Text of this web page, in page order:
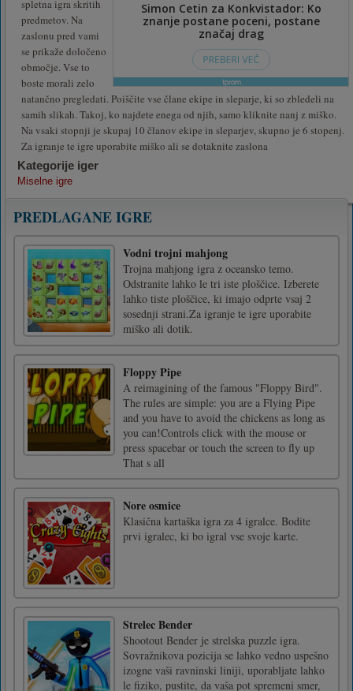
spletna igra skritih
predmetov. Na
zaslonu pred vami
se prikaže določeno
območje. Vse to
boste morali zelo
natančno pregledati. Poiščite vse člane ekipe in sleparje, ki so zbledeli na
samih slikah. Takoj, ko najdete enega od njih, samo kliknite nanj z miško.
Na vsaki stopnji je skupaj 10 članov ekipe in sleparjev, skupno je 6 stopenj.
Za igranje te igre uporabite miško ali se dotaknite zaslona
Kategorije iger
Miselne igre
PREDLAGANE IGRE
Vodni trojni mahjong
Trojna mahjong igra z oceansko temo.
Odstranite lahko le tri iste ploščice. Izberete
lahko tiste ploščice, ki imajo odprte vsaj 2
sosednji strani.Za igranje te igre uporabite
miško ali dotik.
Floppy Pipe
A reimagining of the famous "Floppy Bird".
The rules are simple: you are a Flying Pipe
and you have to avoid the chickens as long as
you can!Controls click with the mouse or
press spacebar or touch the screen to fly up
That s all
Nore osmice
Klasična kartaška igra za 4 igralce. Bodite
prvi igralec, ki bo igral vse svoje karte.
Strelec Bender
Shootout Bender je strelska puzzle igra.
Sovražnikova pozicija se lahko vedno uspešno
izogne vaši ravninski liniji, uporabljate lahko
le fiziko, pustite, da vaša pot spremeni smer,